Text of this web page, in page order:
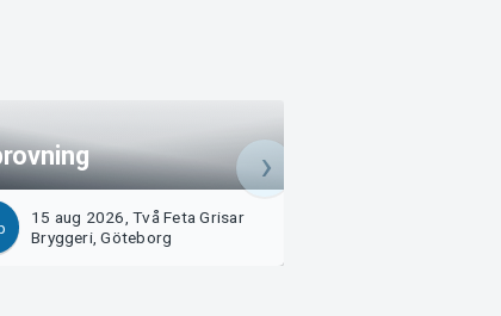
15 aug 2026, Två Feta Grisar
Bryggeri, Göteborg